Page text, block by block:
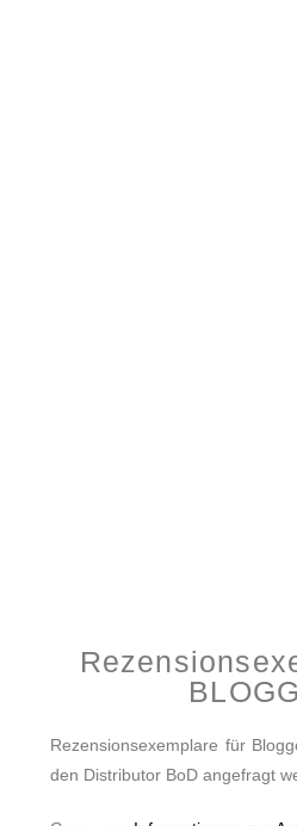
Rezensionsexemplare für
den Distributor BoD angefragt